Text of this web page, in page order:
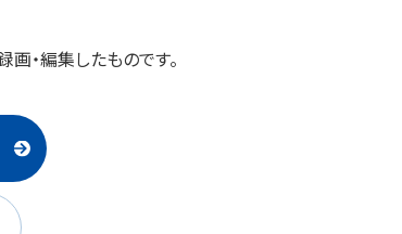
・編集したものです。